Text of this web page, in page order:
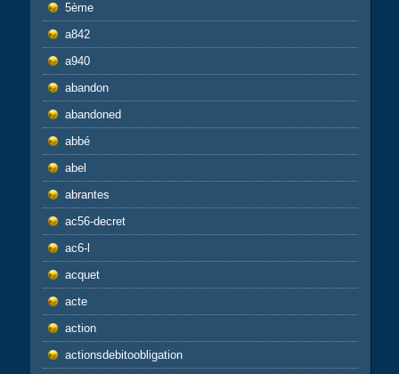
5ème
a842
a940
abandon
abandoned
abbé
abel
abrantes
ac56-decret
ac6-l
acquet
acte
action
actionsdebitoobligation